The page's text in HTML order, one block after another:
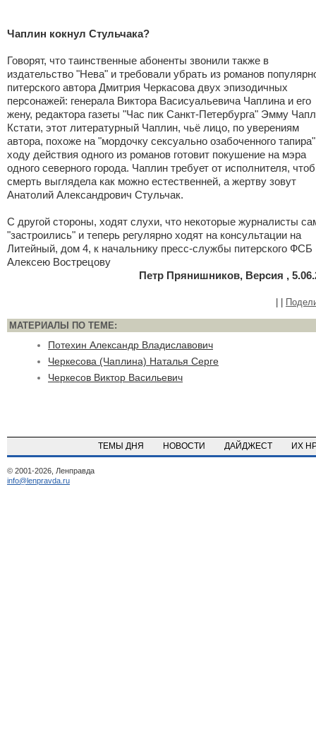
Чаплин кокнул Стульчака?
Говорят, что таинственные абоненты звонили также в
издательство "Нева" и требовали убрать из романов
питерского автора Дмитрия Черкасова двух эпизодичных
персонажей: генерала Виктора Васисуальевича Чаплина и его
жену, редактора газеты "Час пик Санкт-Петербурга" Эмму
Кстати, этот литературный Чаплин, чьё лицо, по уверениям
автора, похоже на "мордочку сексуально озабоченного
ходу действия одного из романов готовит покушение на мэра
одного северного города. Чаплин требует от исполнителя,
смерть выглядела как можно естественней, а жертву зовут
Анатолий Александрович Стульчак.
С другой стороны, ходят слухи, что некоторые журналисты
"застроились" и теперь регулярно ходят на консультации на
Литейный, дом 4, к начальнику пресс-службы питерского ФСБ
Алексею Вострецову
Петр Прянишников, Версия ,
МАТЕРИАЛЫ ПО ТЕМЕ:
Потехин Александр Владиславович
Черкесова (Чаплина) Наталья Серге
Черкесов Виктор Васильевич
ТЕМЫ ДНЯ НОВОСТИ ДАЙДЖЕСТ ИХ
© 2001-2026, Ленправда
info@lenpravda.ru